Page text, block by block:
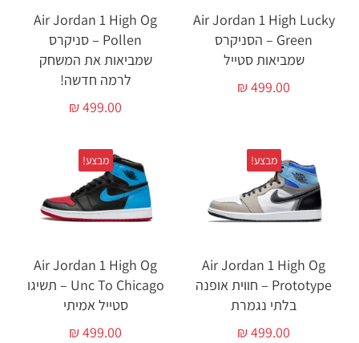
Air Jordan 1 High Lucky
Green – הסניקרס
שמביאות סטייל
₪499.00
Air Jordan 1 High Og
Pollen – סניקרס
שמביאות את המשחק
לרמה חדשה!
₪499.00
מבצע!
Air Jordan 1 High Og
Prototype – חווית אופנה
בלתי נגמרת
₪499.00
מבצע!
Air Jordan 1 High Og
Unc To Chicago – תשיגו
סטייל אמיתי
₪499.00